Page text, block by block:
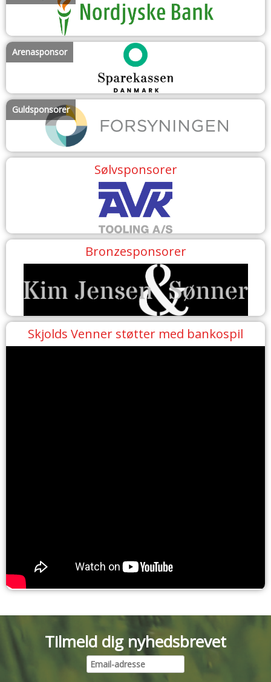
Arenasponsor
Guldsponsorer
Sølvsponsorer
Bronzesponsorer
Skjolds Venner støtter med bankospil
Tilmeld dig nyhedsbrevet